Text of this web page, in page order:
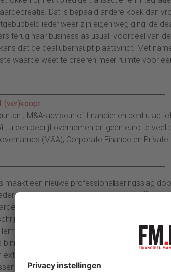
Dat is bepaald andere koek dan
ieder weer zijn eigen weg ging: de
terug naar business as usual. Voordeel van
dat de deal überhaupt plaatsvindt. Met
waarde weet te creëren meer ruimte voor
(ver)koopt
M&A-adviseur of financier en bent u
u een bedrijf overnemen en geen euro te veel
(M&A), Corporate Finance en Private
maakt een nieuwe professionaliseringsslag
die gericht is op het uiteindelijke effect
centraal. Dat gaat niet vanzelf.
overnames – wordt erg veel van de
alleen op te knappen. Vroeger kwam je
De moderne, succesvolle M&A
deskundigen in te schakelen en aan te
M&A professionals, de business mensen,